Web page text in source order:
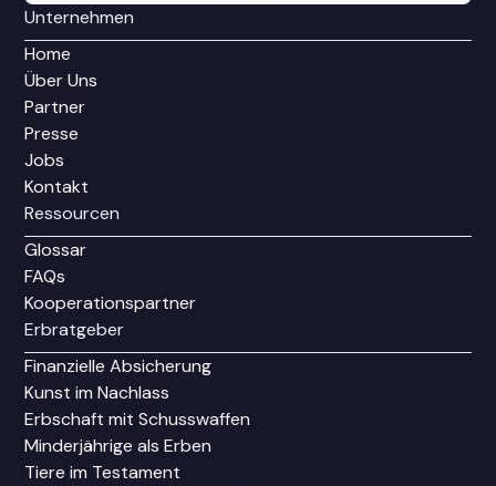
Unternehmen
Home
Über Uns
Partner
Presse
Jobs
Kontakt
Ressourcen
Glossar
FAQs
Kooperationspartner
Erbratgeber
Finanzielle Absicherung
Kunst im Nachlass
Erbschaft mit Schusswaffen
Minderjährige als Erben
Tiere im Testament